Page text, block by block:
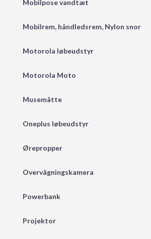
Mobilpose vandtæt
Mobilrem, håndledsrem, Nylon snor
Motorola løbeudstyr
Motorola Moto
Musemåtte
Oneplus løbeudstyr
Ørepropper
Overvågningskamera
Powerbank
Projektor